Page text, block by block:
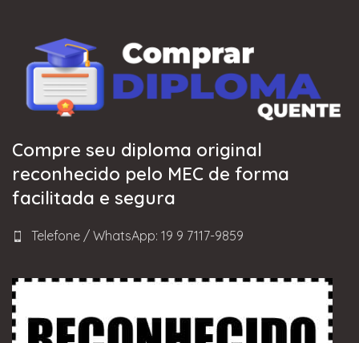
Compre seu diploma original
reconhecido pelo MEC de forma
facilitada e segura
Telefone / WhatsApp: 19 9 7117-9859